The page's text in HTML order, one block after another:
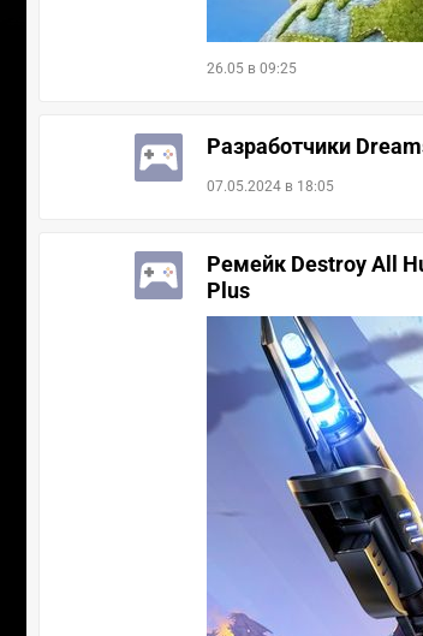
26.05 в 09:25
Разработчики
07.05.2024 в 18:05
Ремейк Destroy All
Plus